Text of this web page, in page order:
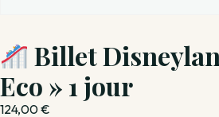
Billet
Eco » 1 jour
124,00€